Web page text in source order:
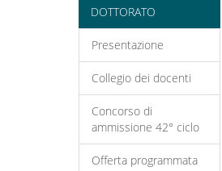
DOTTORATO
Presentazione
Collegio dei docenti
Concorso di
ammissione 42° ciclo
Offerta programmata